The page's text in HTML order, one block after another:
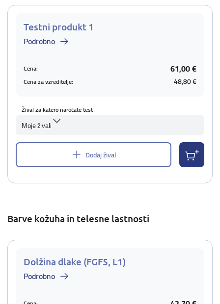
Testni produkt 1
Podrobno
Cena: 61,00 €
Cena za vzreditelje: 48,80 €
Žival za katero naročate test
Moje živali
Dodaj žival
Barve kožuha in telesne lastnosti
Dolžina dlake (FGF5, L1)
Podrobno